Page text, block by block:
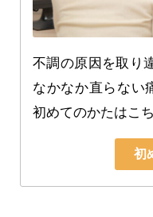
不調の原因を取り
なかなか直らない
初めてのかたはこ
初